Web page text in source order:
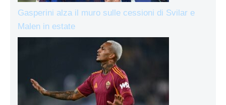
Gasperini alza il muro sulle cessioni di Svilar e
Malen in estate